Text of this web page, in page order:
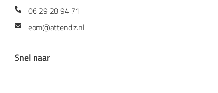
06 29 28 94 71
eom@attendiz.nl
Snel naar